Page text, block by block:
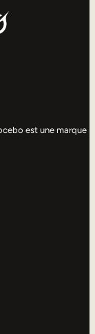
est une marque